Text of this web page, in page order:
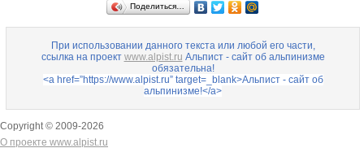
Поделиться…
При использовании данного текста или любой его части,
ссылка на проект www.alpist.ru Альпист - сайт об альпинизме
обязательна!
<a href=”https://www.alpist.ru” target=_blank>Альпист - сайт об
альпинизме!</a>
Copyright © 2009-2026
О проекте www.alpist.ru